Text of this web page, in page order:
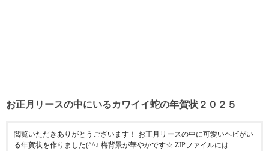
お正月リースの中にいるカワイイ蛇の年賀状２０２５
閲覧いただきありがとうございます！ お正月リースの中に可愛いヘビがい
る年賀状を作りました(^^♪ 梅背景が華やかです☆ ZIPファイルには